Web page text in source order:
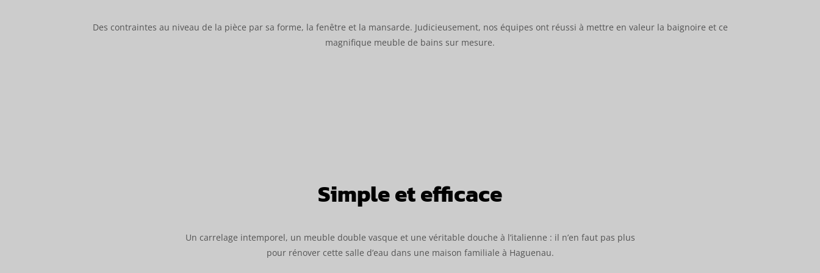
Des contraintes au niveau de la pièce par sa forme, la fenêtre et la mansarde. Judicieusement, nos équipes ont réussi à mettre en valeur la baignoire et ce
magnifique meuble de bains sur mesure.
Simple et efficace
Un carrelage intemporel, un meuble double vasque et une véritable douche à l’italienne : il n’en faut pas plus
pour rénover cette salle d’eau dans une maison familiale à Haguenau.